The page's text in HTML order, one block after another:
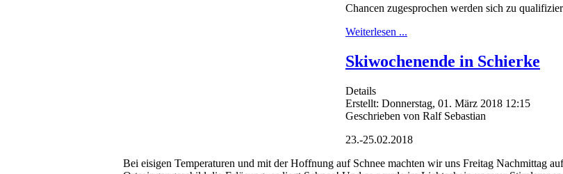
Chancen zugesprochen werden sich zu
Weiterlesen ...
Skiwochenende in Schierke
Details
Erstellt: Donnerstag, 01. März 2018 12:15
Geschrieben von Ralf Sebastian
23.-25.02.2018
Bei eisigen Temperaturen und mit der Hoffnung auf Schnee machten wir uns Freitag Nachmittag